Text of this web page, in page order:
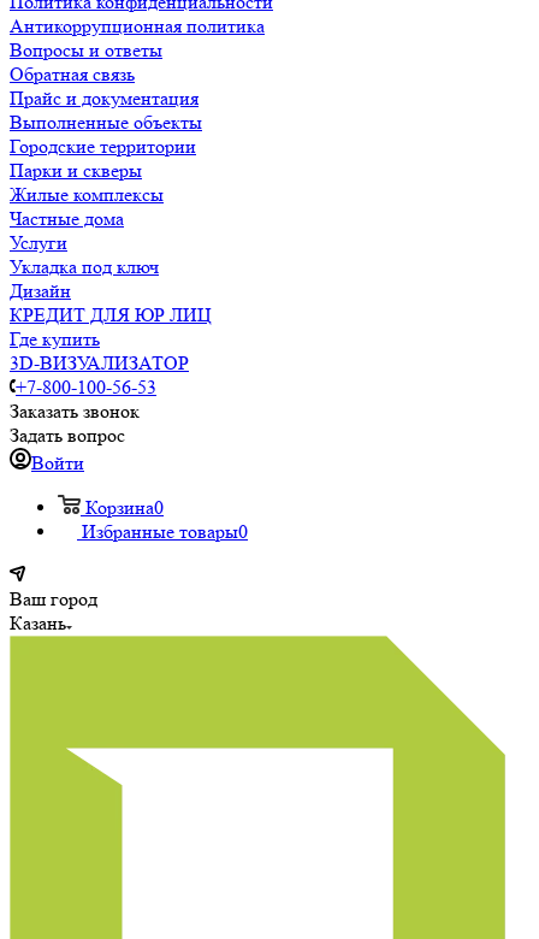
Антикоррупционная политика
Вопросы и ответы
Обратная связь
Прайс и документация
Выполненные объекты
Городские территории
Парки и скверы
Жилые комплексы
Частные дома
Услуги
Укладка под ключ
Дизайн
КРЕДИТ ДЛЯ ЮР ЛИЦ
Где купить
3D-ВИЗУАЛИЗАТОР
+7-800-100-56-53
Заказать звонок
Задать вопрос
Войти
Корзина0
Избранные товары0
Ваш город
Казань